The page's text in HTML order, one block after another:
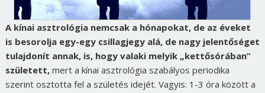
A kínai asztrológia nemcsak a hónapokat, de az éveket
is besorolja egy-egy csillagjegy alá, de nagy jelentőséget
tulajdonít annak, is, hogy valaki melyik „kettősórában”
született,mert a kínai asztrológia szabályos periodika
szerint osztotta fel a születés idejét. Vagyis: 1-3 óra között a